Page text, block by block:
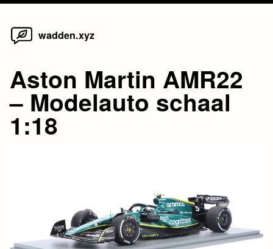
Skip
wadden.xyz
Aston Martin AMR22
– Modelauto schaal
1:18